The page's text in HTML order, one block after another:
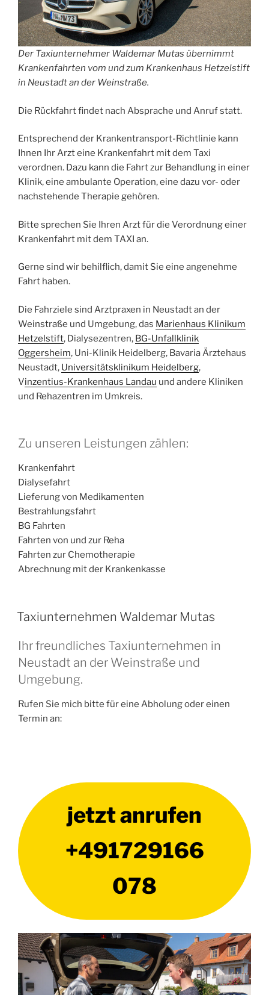
Der Taxiunternehmer Waldemar Mutas übernimmt
Krankenfahrten vom und zum Krankenhaus Hetzelstift
in Neustadt an der Weinstraße.
Die Rückfahrt findet nach Absprache und Anruf statt.
Entsprechend der Krankentransport-Richtlinie kann
Ihnen Ihr Arzt eine Krankenfahrt mit dem Taxi
verordnen. Dazu kann die Fahrt zur Behandlung in einer
Klinik, eine ambulante Operation, eine dazu vor- oder
nachstehende Therapie gehören.
Bitte sprechen Sie Ihren Arzt für die Verordnung einer
Krankenfahrt mit dem TAXI an.
Gerne sind wir behilflich, damit Sie eine angenehme
Fahrt haben.
Die Fahrziele sind Arztpraxen in Neustadt an der
Weinstraße und Umgebung, das Marienhaus Klinikum
Hetzelstift, Dialysezentren, BG-Unfallklinik
Oggersheim, Uni-Klinik Heidelberg, Bavaria Ärztehaus
Neustadt, Universitätsklinikum Heidelberg,
Vinzentius-Krankenhaus Landau und andere Kliniken
und Rehazentren im Umkreis.
Zu unseren Leistungen zählen:
Krankenfahrt
Dialysefahrt
Lieferung von Medikamenten
Bestrahlungsfahrt
BG Fahrten
Fahrten von und zur Reha
Fahrten zur Chemotherapie
Abrechnung mit der Krankenkasse
Taxiunternehmen Waldemar Mutas
Ihr freundliches Taxiunternehmen in
Neustadt an der Weinstraße und
Umgebung.
Rufen Sie mich bitte für eine Abholung oder einen
Termin an:
jetzt anrufen
+491729166
078